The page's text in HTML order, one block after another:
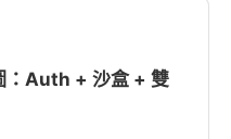
：Auth + 沙盒 + 雙